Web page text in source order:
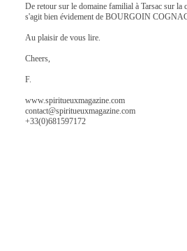
De retour sur le domaine familial à Tarsac sur la
s'agit bien évidement de BOURGOIN
Au plaisir de vous lire.
Cheers,
F.
www.spiritueuxmagazine.com
contact@spiritueuxmagazine.com
+33(0)681597172